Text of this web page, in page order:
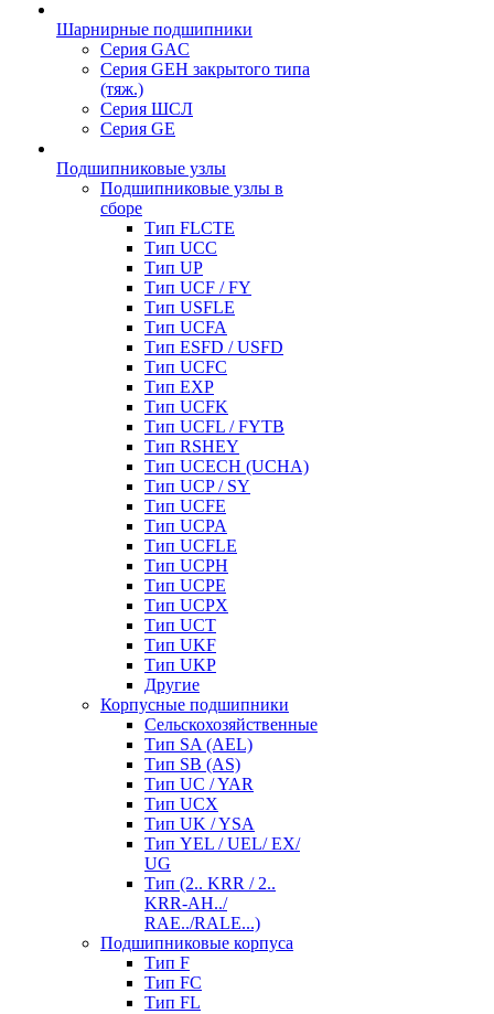
Шарнирные подшипники
Серия GAC
Серия GEH закрытого типа
(тяж.)
Серия ШСЛ
Серия GE
Подшипниковые узлы
Подшипниковые узлы в
сборе
Тип FLCTE
Тип UCC
Тип UP
Тип UCF / FY
Тип USFLE
Тип UCFA
Тип ESFD / USFD
Тип UCFC
Тип EXP
Тип UCFK
Тип UCFL / FYTB
Тип RSHEY
Тип UCECH (UCHA)
Тип UCP / SY
Тип UCFE
Тип UCPA
Тип UCFLE
Тип UCPH
Тип UCPE
Тип UCPX
Тип UCT
Тип UKF
Тип UKP
Другие
Корпусные подшипники
Сельскохозяйственные
Тип SA (AEL)
Тип SB (AS)
Тип UC / YAR
Тип UCX
Тип UK / YSA
Тип YEL / UEL/ EX/
UG
Тип (2.. KRR / 2..
KRR-AH../
RAE../RALE...)
Подшипниковые корпуса
Тип F
Тип FC
Тип FL